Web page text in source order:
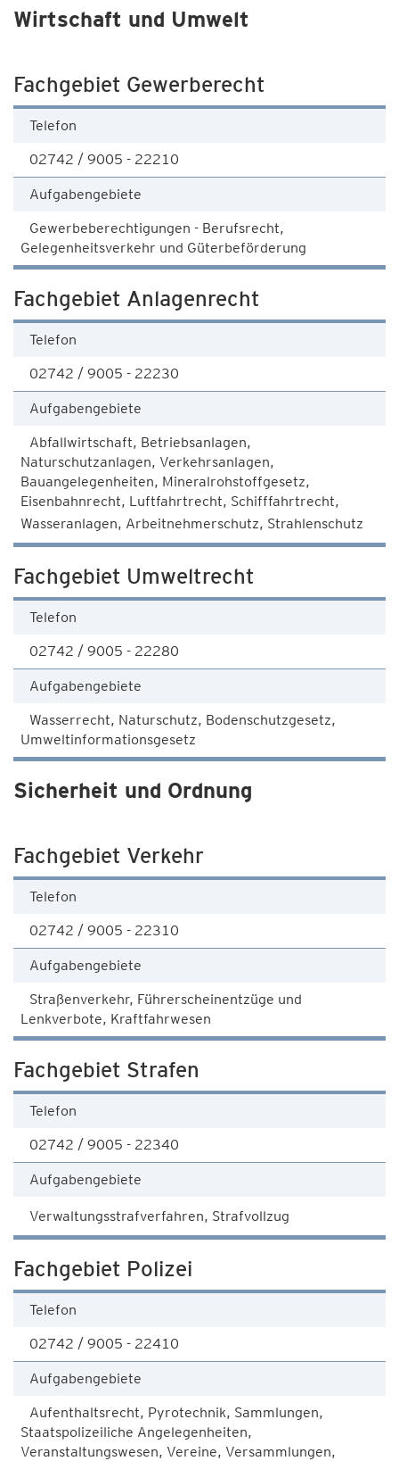
Wirtschaft und Umwelt
Fachgebiet Gewerberecht
Telefon
02742 / 9005 - 22210
Aufgabengebiete
Gewerbeberechtigungen - Berufsrecht,
Gelegenheitsverkehr und Güterbeförderung
Fachgebiet Anlagenrecht
Telefon
02742 / 9005 - 22230
Aufgabengebiete
Abfallwirtschaft, Betriebsanlagen,
Naturschutzanlagen, Verkehrsanlagen,
Bauangelegenheiten, Mineralrohstoffgesetz,
Eisenbahnrecht, Luftfahrtrecht, Schifffahrtrecht,
Wasseranlagen, Arbeitnehmerschutz, Strahlenschutz
Fachgebiet Umweltrecht
Telefon
02742 / 9005 - 22280
Aufgabengebiete
Wasserrecht, Naturschutz, Bodenschutzgesetz,
Umweltinformationsgesetz
Sicherheit und Ordnung
Fachgebiet Verkehr
Telefon
02742 / 9005 - 22310
Aufgabengebiete
Straßenverkehr, Führerscheinentzüge und
Lenkverbote, Kraftfahrwesen
Fachgebiet Strafen
Telefon
02742 / 9005 - 22340
Aufgabengebiete
Verwaltungsstrafverfahren, Strafvollzug
Fachgebiet Polizei
Telefon
02742 / 9005 - 22410
Aufgabengebiete
Aufenthaltsrecht, Pyrotechnik, Sammlungen,
Staatspolizeiliche Angelegenheiten,
Veranstaltungswesen, Vereine, Versammlungen,